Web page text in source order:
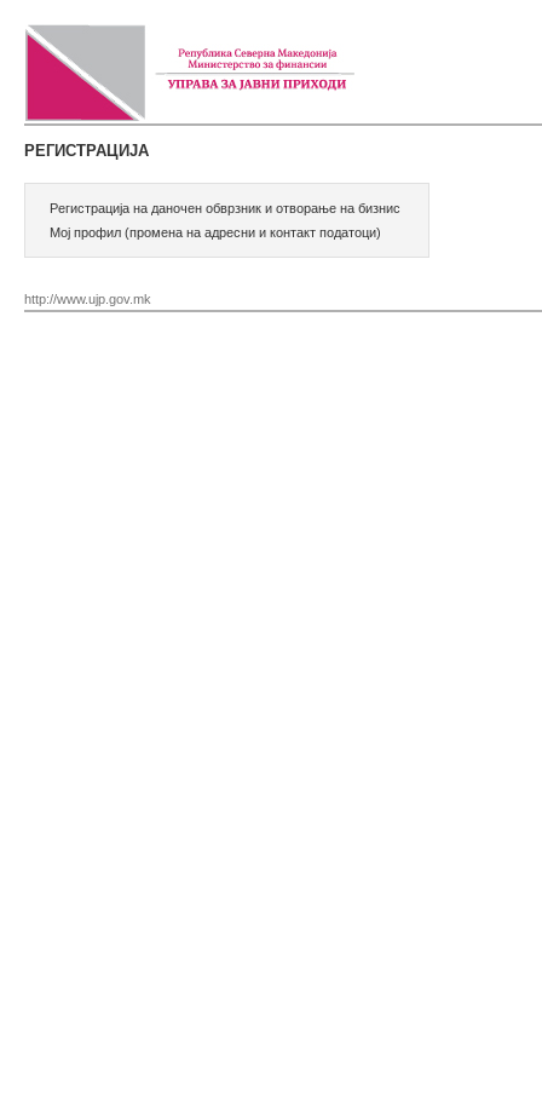
РЕГИСТРАЦИЈА
Регистрација на даночен обврзник и отворање на бизнис
Мој профил (промена на адресни и контакт податоци)
http://www.ujp.gov.mk